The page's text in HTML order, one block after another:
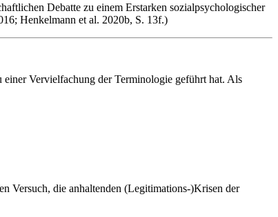
Debatte zu einem Erstarken sozialpsychologischer
Henkelmann et al. 2020b, S. 13f.)
Vervielfachung der Terminologie geführt hat. Als
Versuch, die anhaltenden (Legitimations-)Krisen der